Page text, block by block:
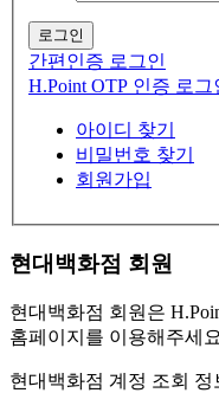
로그인
간편인증 로그인
H.Point OTP 인증 로그
아이디 찾기
비밀번호 찾기
회원가입
현대백화점 회원
현대백화점 회원은
홈페이지를 이용해주세요
현대백화점 계정 조회